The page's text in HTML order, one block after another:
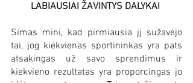
LABIAUSIAI ŽAVINTYS DALYKAI
Simas mini, kad pirmiausia jį sužavėjo
tai, jog kiekvienas sportininkas yra pats
atsakingas už savo sprendimus ir
kiekvieno rezultatas yra proporcingas jo